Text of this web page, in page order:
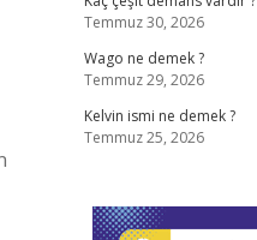
Temmuz 30, 2026
Wago ne demek ?
Temmuz 29, 2026
Kelvin ismi ne demek ?
Temmuz 25, 2026